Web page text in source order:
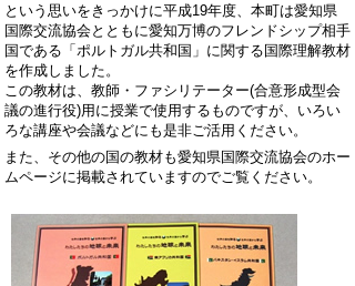
という思いをきっかけに平成19年度、本町は愛知県
国際交流協会とともに愛知万博のフレンドシップ相手
国である「ポルトガル共和国」に関する国際理解教材
を作成しました。
この教材は、教師・ファシリテーター(合意形成型会
議の進行役)用に授業で使用するものですが、いろい
ろな講座や会議などにも是非ご活用ください。
また、その他の国の教材も愛知県国際交流協会のホー
ムページに掲載されていますのでご覧ください。